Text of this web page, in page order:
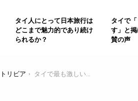
タイ人にとって日本旅行は
どこまで魅力的であり続け
られるか？
タイで
す」と
賛の声
トリビア タイで最も激しい集団出家儀式